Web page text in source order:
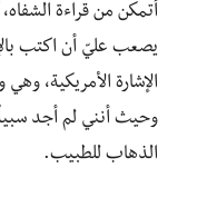
أتمكن من قراءة الشفاه،
يصعب عليّ أن اكتب
الإشارة الأمريكية،
وحيث أنني لم أجد
الذهاب للطبيب.